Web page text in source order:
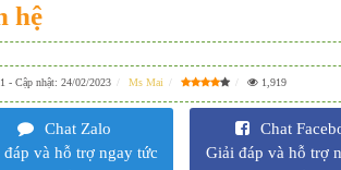
hệ
- Cập nhật: 24/02/2023 Ms Mai 1,919
Chat Zalo
đáp và hỗ trợ ngay tức
Chat
Giải đáp và hỗ trợ